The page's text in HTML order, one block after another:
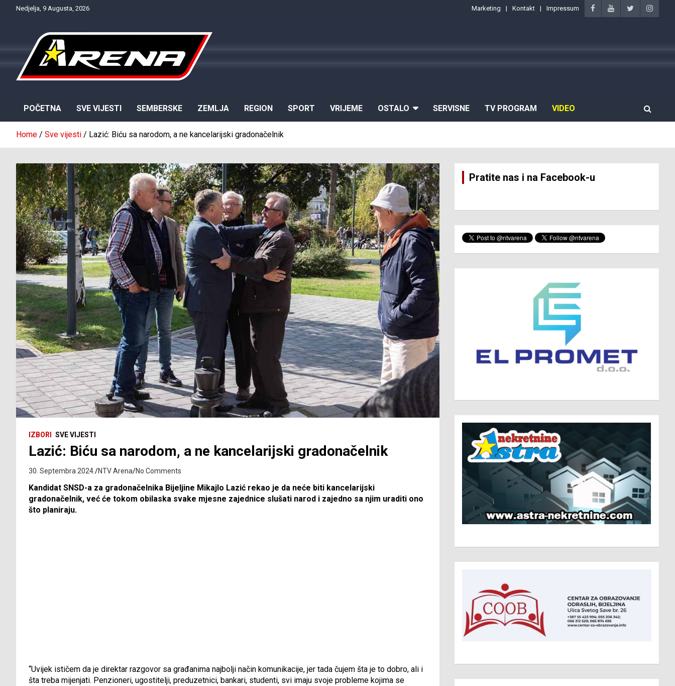
Nedjelja, 9 Augusta, 2026 Marketing Kontakt Impressum
POČETNA SVE VIJESTI SEMBERSKE ZEMLJA REGION SPORT VRIJEME OSTALO SERVISNE TV PROGRAM VIDEO
Home Sve vijesti Lazić: Biću sa narodom, a ne kancelarijski gradonačelnik
IZBORI SVE VIJESTI
Lazić: Biću sa narodom, a ne kancelarijski gradonačelnik
30. Septembra 2024. NTV Arena No Comments
Kandidat SNSD-a za gradonačelnika Bijeljine Mikajlo Lazić rekao je da neće biti kancelarijski
gradonačelnik, već će tokom obilaska svake mjesne zajednice slušati narod i zajedno sa njim uraditi ono
što planiraju.
“Uvijek ističem da je direktar razgovor sa građanima najbolji način komunikacije, jer tada čujem šta je to dobro, ali i
šta treba mijenjati. Penzioneri, ugostitelji, preduzetnici, bankari, studenti, svi imaju svoje probleme kojima se
Pratite nas i na Facebook-u